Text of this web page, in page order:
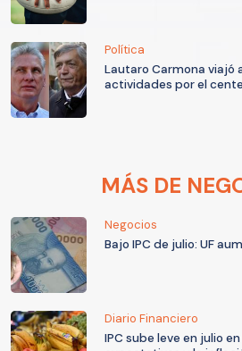
Política
Lautaro Carmona viajó
actividades por el
MÁS DE
Negocios
Bajo IPC de julio: UF
Diario Financiero
IPC sube leve en julio